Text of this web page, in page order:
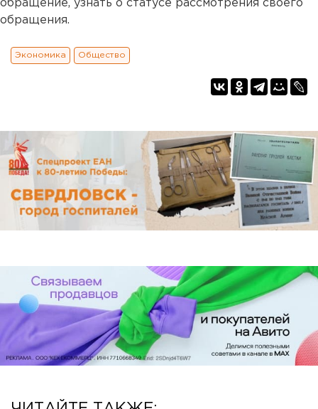
обращение, узнать о статусе рассмотрения своего
обращения.
Экономика Общество